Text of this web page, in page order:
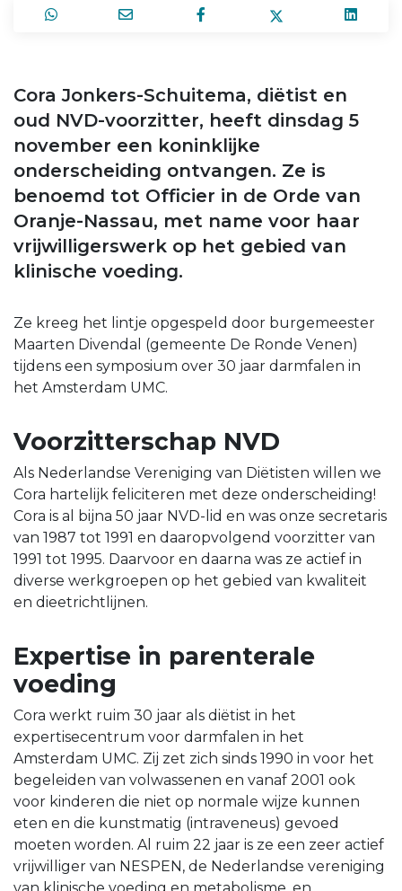
Cora Jonkers-Schuitema, diëtist en
oud NVD-voorzitter, heeft dinsdag 5
november een koninklijke
onderscheiding ontvangen. Ze is
benoemd tot Officier in de Orde van
Oranje-Nassau, met name voor haar
vrijwilligerswerk op het gebied van
klinische voeding.
Ze kreeg het lintje opgespeld door burgemeester
Maarten Divendal (gemeente De Ronde Venen)
tijdens een symposium over 30 jaar darmfalen in
het Amsterdam UMC.
Voorzitterschap NVD
Als Nederlandse Vereniging van Diëtisten willen we
Cora hartelijk feliciteren met deze onderscheiding!
Cora is al bijna 50 jaar NVD-lid en was onze secretaris
van 1987 tot 1991 en daaropvolgend voorzitter van
1991 tot 1995. Daarvoor en daarna was ze actief in
diverse werkgroepen op het gebied van kwaliteit
en dieetrichtlijnen.
Expertise in parenterale
voeding
Cora werkt ruim 30 jaar als diëtist in het
expertisecentrum voor darmfalen in het
Amsterdam UMC. Zij zet zich sinds 1990 in voor het
begeleiden van volwassenen en vanaf 2001 ook
voor kinderen die niet op normale wijze kunnen
eten en die kunstmatig (intraveneus) gevoed
moeten worden. Al ruim 22 jaar is ze een zeer actief
vrijwilliger van NESPEN, de Nederlandse vereniging